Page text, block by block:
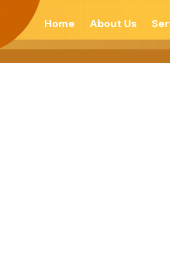
Home About Us